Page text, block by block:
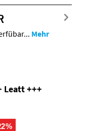
Mehr
Leatt +++